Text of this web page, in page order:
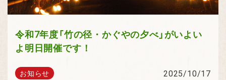
令和7年度「竹の径・かぐやの夕べ」がいよい
よ明日開催です！
お知らせ 2025/10/17